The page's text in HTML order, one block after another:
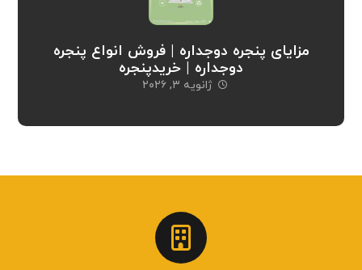
مزایای پنجره دوجداره | فروش انواع پنجره
دوجداره | خریدپنجره
ژانویه ۳, ۲۰۲۶